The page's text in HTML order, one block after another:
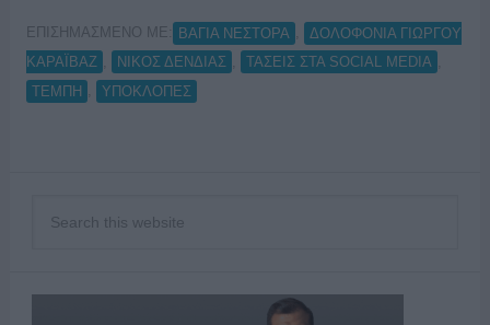
ΕΠΙΣΗΜΑΣΜΕΝΟ ΜΕ: ΒΑΓΙΑ ΝΕΣΤΟΡΑ
ΔΟΛΟΦΟΝΙΑ ΓΙΩΡΓΟΥ
ΚΑΡΑΪΒΑΖ
ΝΙΚΟΣ ΔΕΝΔΙΑΣ ΤΑΣΕΙΣ ΣΤΑ SOCIAL MEDIA
ΤΕΜΠΗ
ΥΠΟΚΛΟΠΕΣ